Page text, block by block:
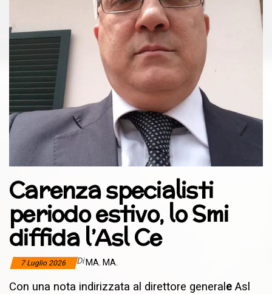
Carenza specialisti
periodo estivo, lo Smi
diffida l’Asl Ce
7 Luglio 2026 Di MA. MA.
Con una nota indirizzata al direttore general e Asl